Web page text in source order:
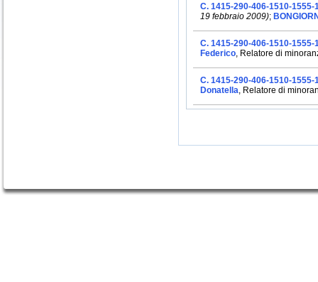
C. 1415-290-406-1510-1555-
19 febbraio 2009);
C. 1415-290-406-1510-1555-
Federico, Relatore di
C. 1415-290-406-1510-1555-
Donatella, Relatore di